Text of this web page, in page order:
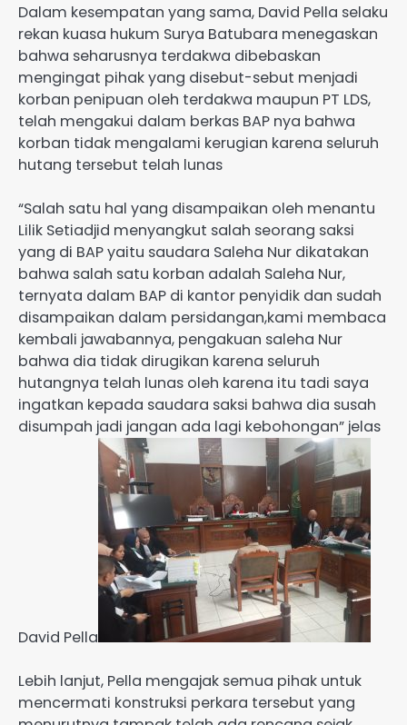
Dalam kesempatan yang sama, David Pella selaku
rekan kuasa hukum Surya Batubara menegaskan
bahwa seharusnya terdakwa dibebaskan
mengingat pihak yang disebut-sebut menjadi
korban penipuan oleh terdakwa maupun PT LDS,
telah mengakui dalam berkas BAP nya bahwa
korban tidak mengalami kerugian karena seluruh
hutang tersebut telah lunas
“Salah satu hal yang disampaikan oleh menantu
Lilik Setiadjid menyangkut salah seorang saksi
yang di BAP yaitu saudara Saleha Nur dikatakan
bahwa salah satu korban adalah Saleha Nur,
ternyata dalam BAP di kantor penyidik dan sudah
disampaikan dalam persidangan,kami membaca
kembali jawabannya, pengakuan saleha Nur
bahwa dia tidak dirugikan karena seluruh
hutangnya telah lunas oleh karena itu tadi saya
ingatkan kepada saudara saksi bahwa dia susah
disumpah jadi jangan ada lagi kebohongan” jelas
David Pella
Lebih lanjut, Pella mengajak semua pihak untuk
mencermati konstruksi perkara tersebut yang